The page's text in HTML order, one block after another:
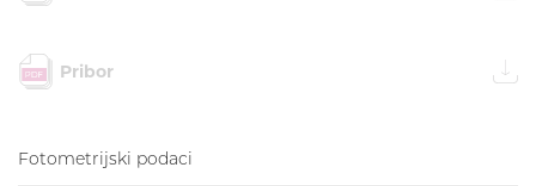
Pribor
Fotometrijski podaci